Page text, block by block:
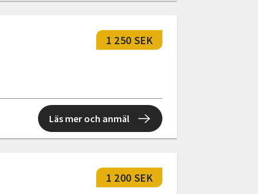
1 250 SEK
Läs mer och anmäl
1 200 SEK